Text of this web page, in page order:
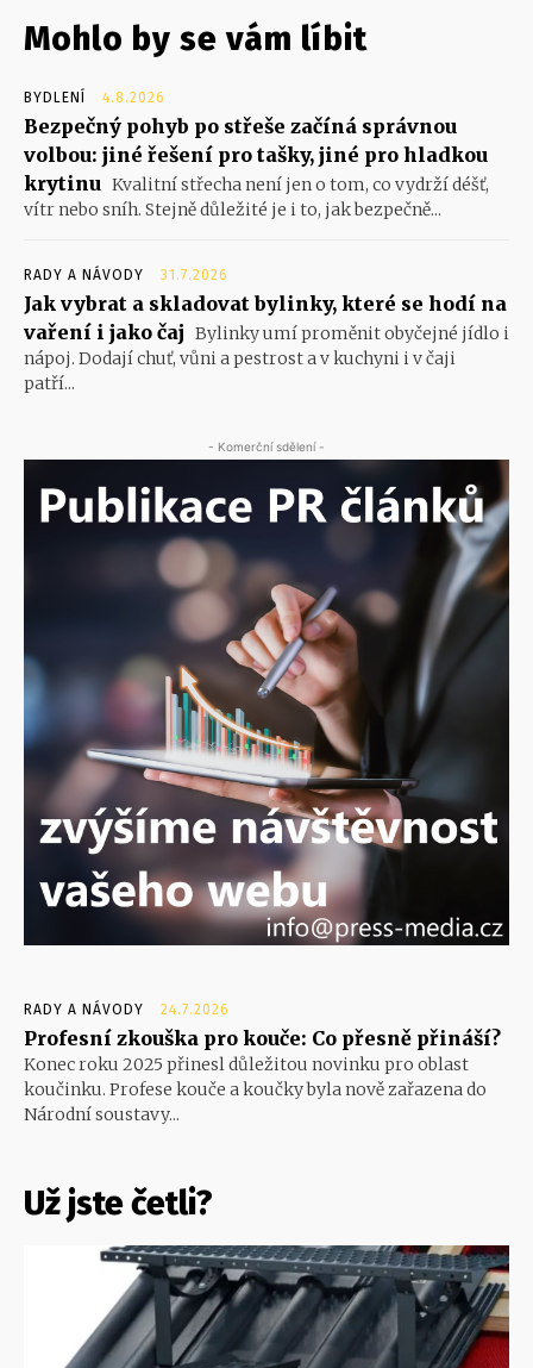
Mohlo by se vám líbit
BYDLENÍ 4.8.2026
Bezpečný pohyb po střeše začíná správnou
volbou: jiné řešení pro tašky, jiné pro hladkou
krytinu Kvalitní střecha není jen o tom, co vydrží déšť,
vítr nebo sníh. Stejně důležité je i to, jak bezpečně...
RADY A NÁVODY 31.7.2026
Jak vybrat a skladovat bylinky, které se hodí na
vaření i jako čaj Bylinky umí proměnit obyčejné jídlo i
nápoj. Dodají chuť, vůni a pestrost a v kuchyni i v čaji
patří...
- Komerční sdělení -
RADY A NÁVODY 24.7.2026
Profesní zkouška pro kouče: Co přesně přináší?
Konec roku 2025 přinesl důležitou novinku pro oblast
koučinku. Profese kouče a koučky byla nově zařazena do
Národní soustavy...
Už jste četli?